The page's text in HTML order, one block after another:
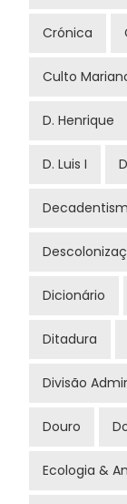
Crónica
Culto
D. Henrique
D. Luis I
Dicionário
Ditadura
Divisão
Douro
Ecologia &